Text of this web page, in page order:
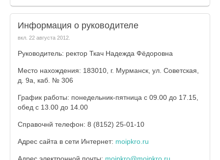
Информация о руководителе
вкл. 22 августа 2012
Руководитель: ректор Ткач Надежда Фёдоровна
Место нахождения: 183010, г. Мурманск, ул. Советская,
д. 9а, каб. № 306
График работы: понедельник-пятница с 09.00 до 17.15,
обед с 13.00 до 14.00
Справочнй телефон: 8 (8152) 25-01-10
Адрес сайта в сети Интернет: moipkro.ru